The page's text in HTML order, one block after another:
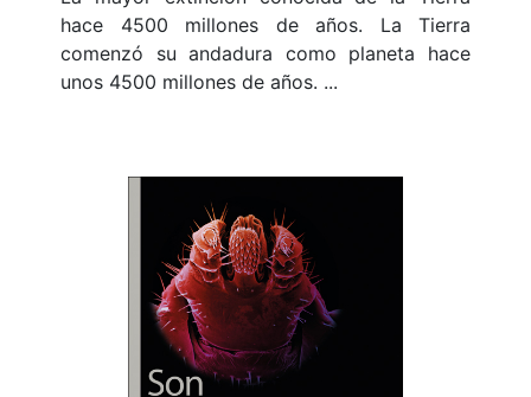
hace 4500 millones de años. La Tierra
comenzó su andadura como planeta hace
unos 4500 millones de años. ...